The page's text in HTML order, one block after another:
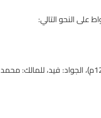
النحو التالي:
التي لم تربح مواليد 2022م (مسافة 1200م)، الجواد: فيد، للمالك: محمد